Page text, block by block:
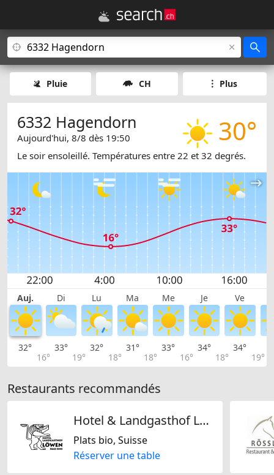
Pluie CH Plus
30°
6332 Hagendorn
Aujourd'hui, 8/8 dès 19:50
Le soir ensoleillé. Températures entre 22 et 32 degrés.
Auj. Di Lu Ma Me Je Ve
32°
16°
33°
19°
32°
18°
31°
18°
33°
16°
34°
18°
34°
19°
Restaurants recommandés
Hotel & Landgasthof Löwen
Plats bio, Suisse
Réserver une table